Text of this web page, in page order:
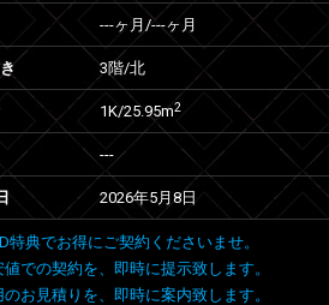
---ヶ月 /---ヶ月
3階/北
1K/25.95m2
---
2026年5月8日
特典でお得にご契約くださいませ。
での契約を、即時に提示致します。
お見積りを、即時に案内致します。